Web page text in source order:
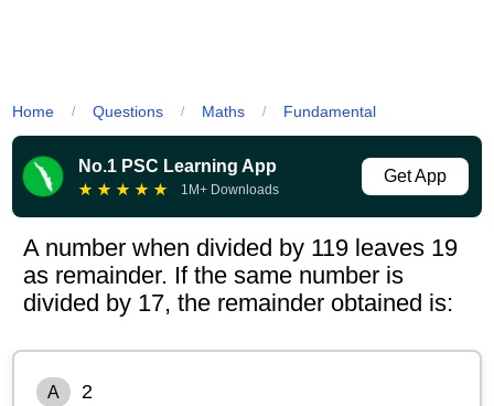
Home / Questions / Maths / Fundamental
No.1 PSC Learning App
★ ★ ★ ★ ★ 1M+ Downloads
Get App
A number when divided by 119 leaves 19
as remainder. If the same number is
divided by 17, the remainder obtained is:
A 2